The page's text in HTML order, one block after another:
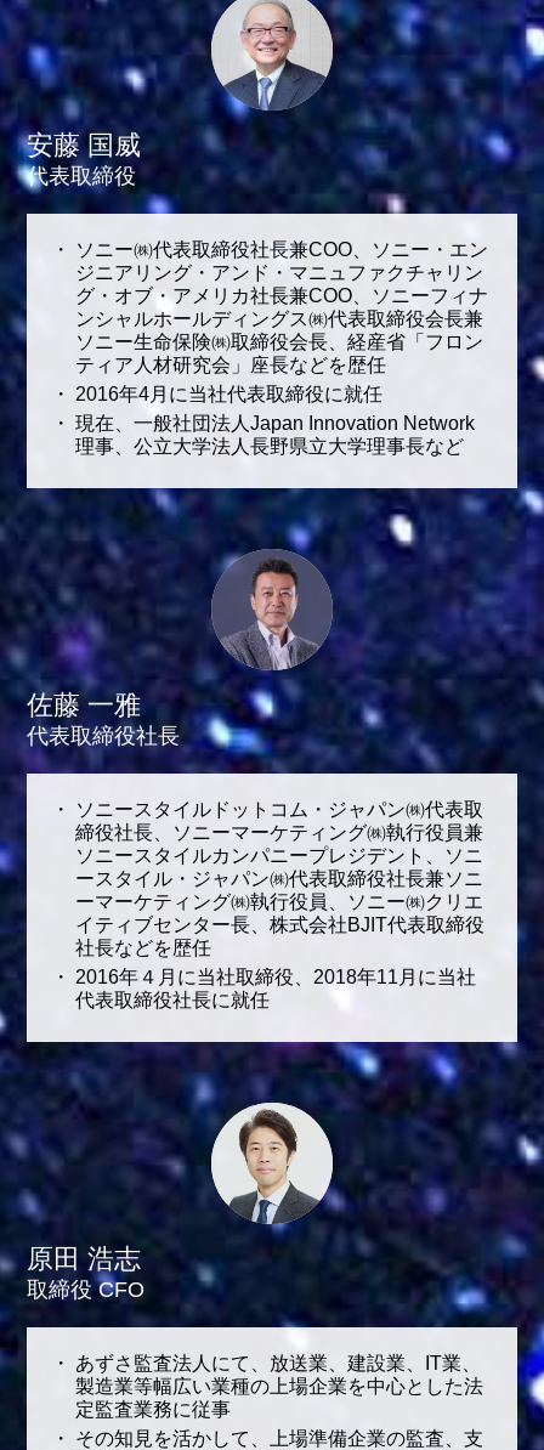
安藤 国威
代表取締役
ソニー㈱代表取締役社長兼COO、ソニー・エン
ジニアリング・アンド・マニュファクチャリン
グ・オブ・アメリカ社長兼COO、ソニーフィナ
ンシャルホールディングス㈱代表取締役会長兼
ソニー生命保険㈱取締役会長、経産省「フロン
ティア人材研究会」座長などを歴任
2016年4月に当社代表取締役に就任
現在、一般社団法人Japan Innovation Network
理事、公立大学法人長野県立大学理事長など
佐藤 一雅
代表取締役社長
ソニースタイルドットコム・ジャパン㈱代表取
締役社長、ソニーマーケティング㈱執行役員兼
ソニースタイルカンパニープレジデント、ソニ
ースタイル・ジャパン㈱代表取締役社長兼ソニ
ーマーケティング㈱執行役員、ソニー㈱クリエ
イティブセンター長、株式会社BJIT代表取締役
社長などを歴任
2016年４月に当社取締役、2018年11月に当社
代表取締役社長に就任
原田 浩志
取締役 CFO
あずさ監査法人にて、放送業、建設業、IT業、
製造業等幅広い業種の上場企業を中心とした法
定監査業務に従事
その知見を活かして、上場準備企業の監査、支